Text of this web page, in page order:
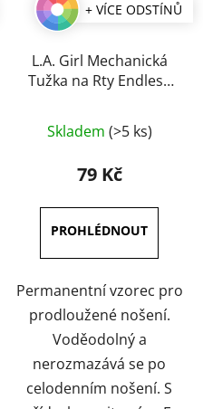
+ VÍCE ODSTÍNŮ
L.A. Girl Mechanická
Tužka na Rty Endless
hodnocení
produktu
5,0
z
5
hvězdiček.
Skladem (>5 ks)
79 Kč
Permanentní vzorec pro
prodloužené nošení.
Voděodolný a
nerozmazává se po
celodenním nošení. S